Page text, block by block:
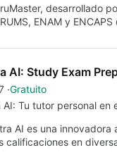
desarrollado
ENAM y
AI: Study Exam
Gratuito
AI: Tu tutor personal en
AI es una
calificaciones en